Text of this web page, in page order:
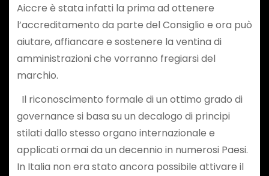
Aiccre è stata infatti la prima ad ottenere
l’accreditamento da parte del Consiglio e ora può
aiutare, affiancare e sostenere la ventina di
amministrazioni che vorranno fregiarsi del
marchio.
Il riconoscimento formale di un ottimo grado di
governance si basa su un decalogo di principi
stilati dallo stesso organo internazionale e
applicati ormai da un decennio in numerosi Paesi.
In Italia non era stato ancora possibile attivare il